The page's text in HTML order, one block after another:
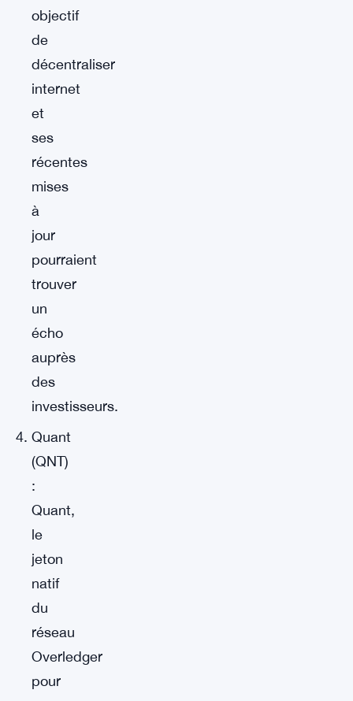
objectif
de
décentraliser
internet
et
ses
récentes
mises
à
jour
pourraient
trouver
un
écho
auprès
des
investisseurs.
Quant
(QNT)
:
Quant,
le
jeton
natif
du
réseau
Overledger
pour